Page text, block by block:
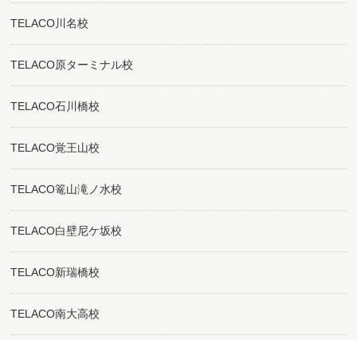
TELACO川名校
TELACO原ターミナル校
TELACO石川橋校
TELACO覚王山校
TELACO篭山滝ノ水校
TELACO白壁尼ケ坂校
TELACO新瑞橋校
TELACO南大高校